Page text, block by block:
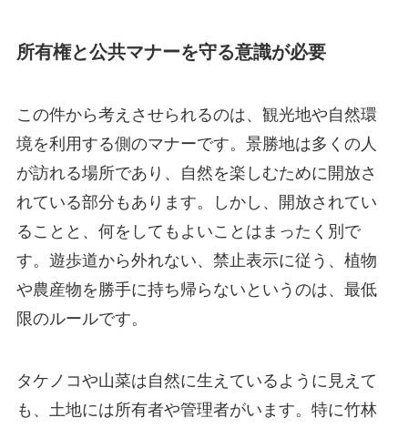
所有権と公共マナーを守る意識が必要
この件から考えさせられるのは、観光地や自然環
境を利用する側のマナーです。景勝地は多くの人
が訪れる場所であり、自然を楽しむために開放さ
れている部分もあります。しかし、開放されてい
ることと、何をしてもよいことはまったく別で
す。遊歩道から外れない、禁止表示に従う、植物
や農産物を勝手に持ち帰らないというのは、最低
限のルールです。
タケノコや山菜は自然に生えているように見えて
も、土地には所有者や管理者がいます。特に竹林